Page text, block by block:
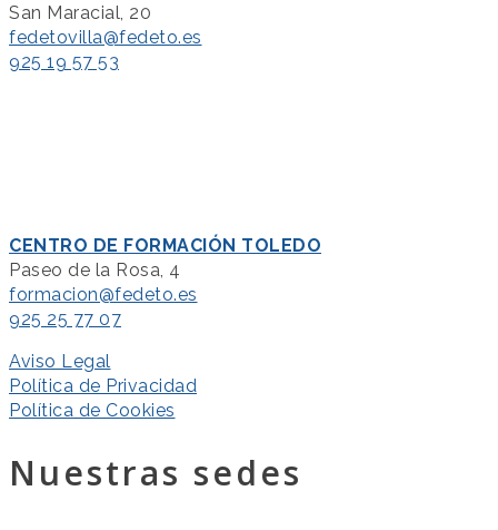
San Maracial, 20
fedetovilla@fedeto.es
925 19 57 53
CENTRO DE FORMACIÓN TOLEDO
Paseo de la Rosa, 4
formacion@fedeto.es
925 25 77 07
Aviso Legal
Política de Privacidad
Política de Cookies
Nuestras sedes